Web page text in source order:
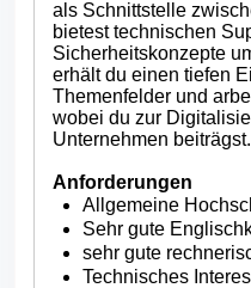
als Schnittstelle
bietest technischen
Sicherheitskonzepte
erhält du einen tiefen
Themenfelder und
wobei du zur
Unternehmen beiträgst.
Anforderungen
Allgemeine
Sehr gute
sehr gute
Technisches